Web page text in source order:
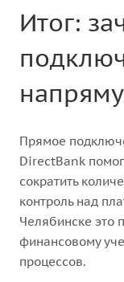
Итог:
Прямое
DirectBank
сократить
контроль над
Челябинске это
финансовому
процессов.